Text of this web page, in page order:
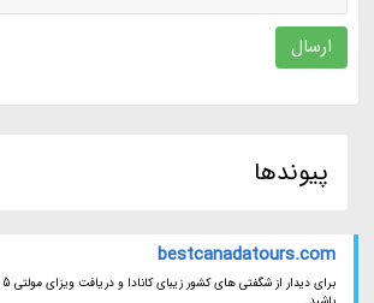
ارسال
پیوندها
bestcanadatours.com